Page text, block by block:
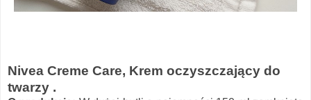
Nivea Creme Care, Krem oczyszczający do
twarzy .